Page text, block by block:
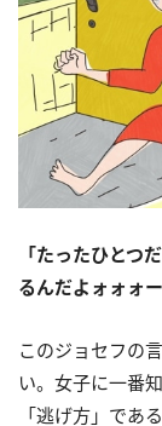
「たったひと
るんだよォォォ
このジョセフの
い。女子に一番
「逃げ方」である